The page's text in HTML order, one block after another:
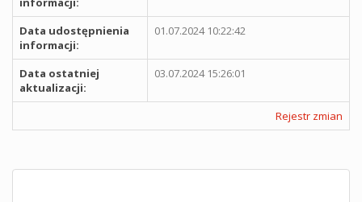
Data udostępnienia
informacji:
01.07.2024 10:22:42
Data ostatniej
aktualizacji:
03.07.2024 15:26:01
Rejestr zmian